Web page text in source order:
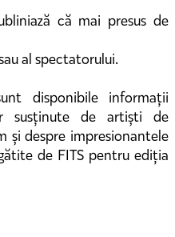
că mai presus de
al spectatorului.
disponibile informații
susținute de artiști de
și despre impresionantele
de FITS pentru ediția